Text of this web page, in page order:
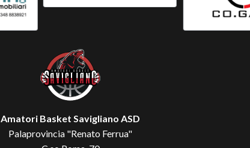
Amatori Basket Savigliano ASD
Palaprovincia "Renato Ferrua"